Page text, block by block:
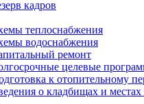
кадров
теплоснабжения
водоснабжения
ремонт
целевые
к отопительному
о кладбищах и местах